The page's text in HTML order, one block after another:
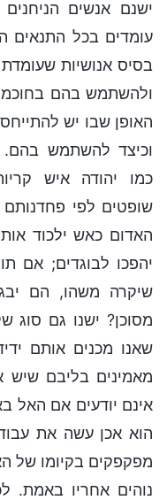
ישנם אנשים
עומדים בכל התנאים
בסיס אנושיות
ולהשתמש בהם
האופן שבו יש
וכיצד להשתמש בהם.
כמו יהודה איש
שופטים לפי
האדום כאש ילכוד
יהפכו לבוגדים; אם
שיקרה משהו, הם
מסוכן? ישנו גם סוג
שאנו מכנים אותם
מאמינים בליבם שיש
אינם יודעים אם האל
הוא אכן עשה את
מפקפקים בקיומו של
נוהים אחריו באמת.